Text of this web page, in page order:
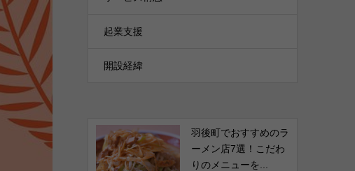
起業支援
開設経緯
羽後町でおすすめのラ
ーメン店7選！こだわ
りのメニューを...